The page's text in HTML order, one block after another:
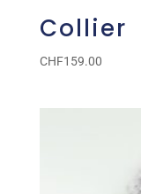
Collier
CHF159.00